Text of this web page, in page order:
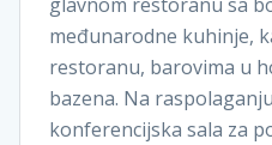
međunarodne kuhinje,
restoranu, barovima u
bazena. Na
konferencijska sala za